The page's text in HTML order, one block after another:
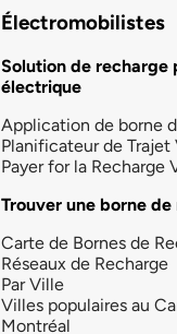
Électromobilistes
Solution de recharge
électrique
Application de borne
Planificateur de Trajet
Payer for la Recharge
Trouver une borne
Carte de Bornes de
Réseaux de Recharge
Par Ville
Villes populaires au
Montréal